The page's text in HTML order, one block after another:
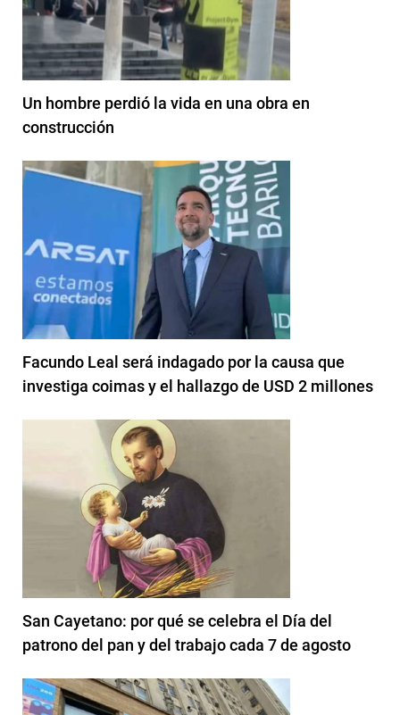
Un hombre perdió la vida en una obra en
construcción
Facundo Leal será indagado por la causa que
investiga coimas y el hallazgo de USD 2 millones
San Cayetano: por qué se celebra el Día del
patrono del pan y del trabajo cada 7 de agosto